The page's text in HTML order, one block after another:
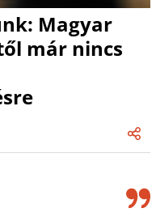
Magyar
már nincs